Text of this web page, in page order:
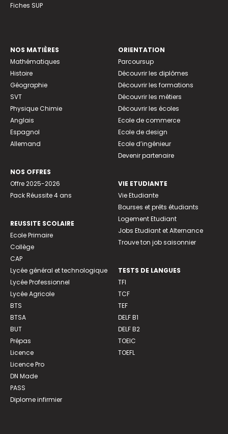
Fiches SUP
NOS MATIÈRES
Mathématiques
Histoire
Géographie
SVT
Physique Chimie
Anglais
Espagnol
Allemand
NOS OFFRES
Offre 2025-2026
Pack Réussite 4 ans
REUSSITE SCOLAIRE
Ecole Primaire
Collège
CAP
Lycée général et technologique
Lycée Professionnel
Lycée Agricole
BTS
BTSA
BUT
Prépas
Licence
Licence Pro
DN Made
PASS
Diplome infirmier
ORIENTATION
Parcoursup
Découvrir les diplômes
Découvrir les formations
Découvrir les métiers
Découvrir les écoles
Ecole de commerce
Ecole de design
Ecole d’ingénieur
Devenir partenaire
VIE ETUDIANTE
Vie Etudiante
Bourses et prêts étudiants
Logement Etudiant
Jobs Etudiant et Alternance
Trouve ton job saisonnier
TESTS DE LANGUES
TFI
TCF
TEF
DELF B1
DELF B2
TOEIC
TOEFL